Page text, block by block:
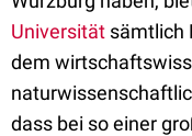
Universität sämtlich
dem
dass bei so einer